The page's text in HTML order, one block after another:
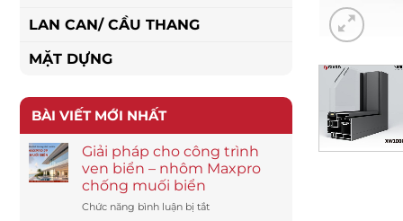
LAN CAN/ CẦU THANG
MẶT DỰNG
BÀI VIẾT MỚI NHẤT
Giải pháp cho công trình
ven biển – nhôm Maxpro
chống muối biển
Chức năng bình luận bị tắtở